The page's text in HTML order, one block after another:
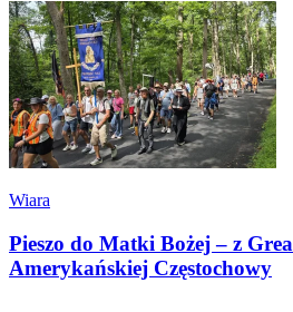
Wiara
Pieszo do Matki Bożej – z
Amerykańskiej Częstochowy